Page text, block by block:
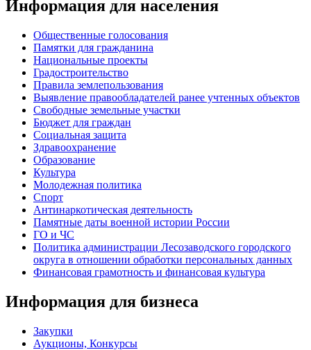
Информация для населения
Общественные голосования
Памятки для гражданина
Национальные проекты
Градостроительство
Правила землепользования
Выявление правообладателей ранее учтенных объектов
Свободные земельные участки
Бюджет для граждан
Социальная защита
Здравоохранение
Образование
Культура
Молодежная политика
Спорт
Антинаркотическая деятельность
Памятные даты военной истории России
ГО и ЧС
Политика администрации Лесозаводского городского
округа в отношении обработки персональных данных
Финансовая грамотность и финансовая культура
Информация для бизнеса
Закупки
Аукционы, Конкурсы